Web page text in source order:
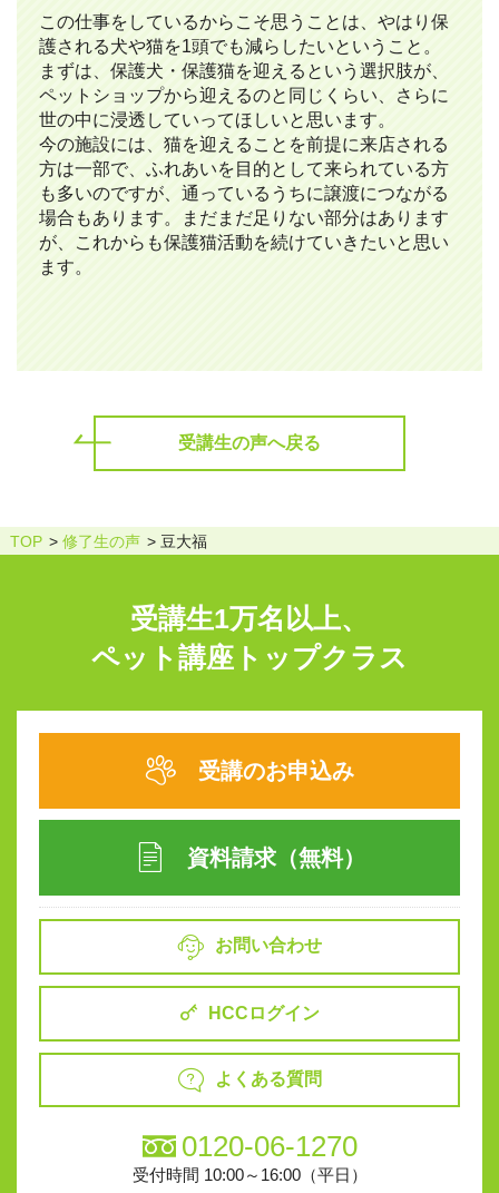
この仕事をしているからこそ思うことは、やはり保
護される犬や猫を1頭でも減らしたいということ。
まずは、保護犬・保護猫を迎えるという選択肢が、
ペットショップから迎えるのと同じくらい、さらに
世の中に浸透していってほしいと思います。
今の施設には、猫を迎えることを前提に来店される
方は一部で、ふれあいを目的として来られている方
も多いのですが、通っているうちに譲渡につながる
場合もあります。まだまだ足りない部分はあります
が、これからも保護猫活動を続けていきたいと思い
ます。
受講生の声へ戻る
TOP 修了生の声 豆大福
受講生1万名以上、
ペット講座トップクラス
受講のお申込み
資料請求（無料）
お問い合わせ
HCCログイン
よくある質問
0120-06-1270
受付時間 10:00～16:00（平日）